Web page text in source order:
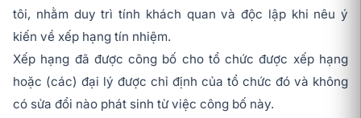
tôi, nhằm duy trì tính khách quan và độc lập khi nêu ý
kiến về xếp hạng tín nhiệm.
Xếp hạng đã được công bố cho tổ chức được xếp hạng
hoặc (các) đại lý được chỉ định của tổ chức đó và không
có sửa đổi nào phát sinh từ việc công bố này.